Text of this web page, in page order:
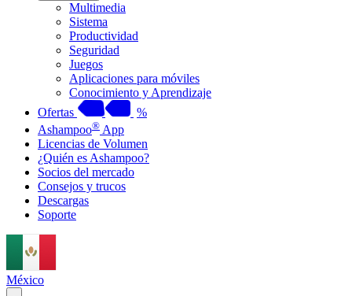
Multimedia
Sistema
Productividad
Seguridad
Juegos
Aplicaciones para móviles
Conocimiento y Aprendizaje
Ofertas
%
Ashampoo® App
Licencias de Volumen
¿Quién es Ashampoo?
Socios del mercado
Consejos y trucos
Descargas
Soporte
México